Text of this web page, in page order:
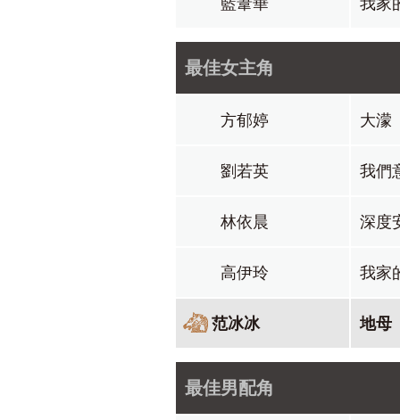
最佳女主角
方郁婷 大濛
劉若英 我們
林依晨 深度
高伊玲 我家
范冰冰 地母
最佳男配角